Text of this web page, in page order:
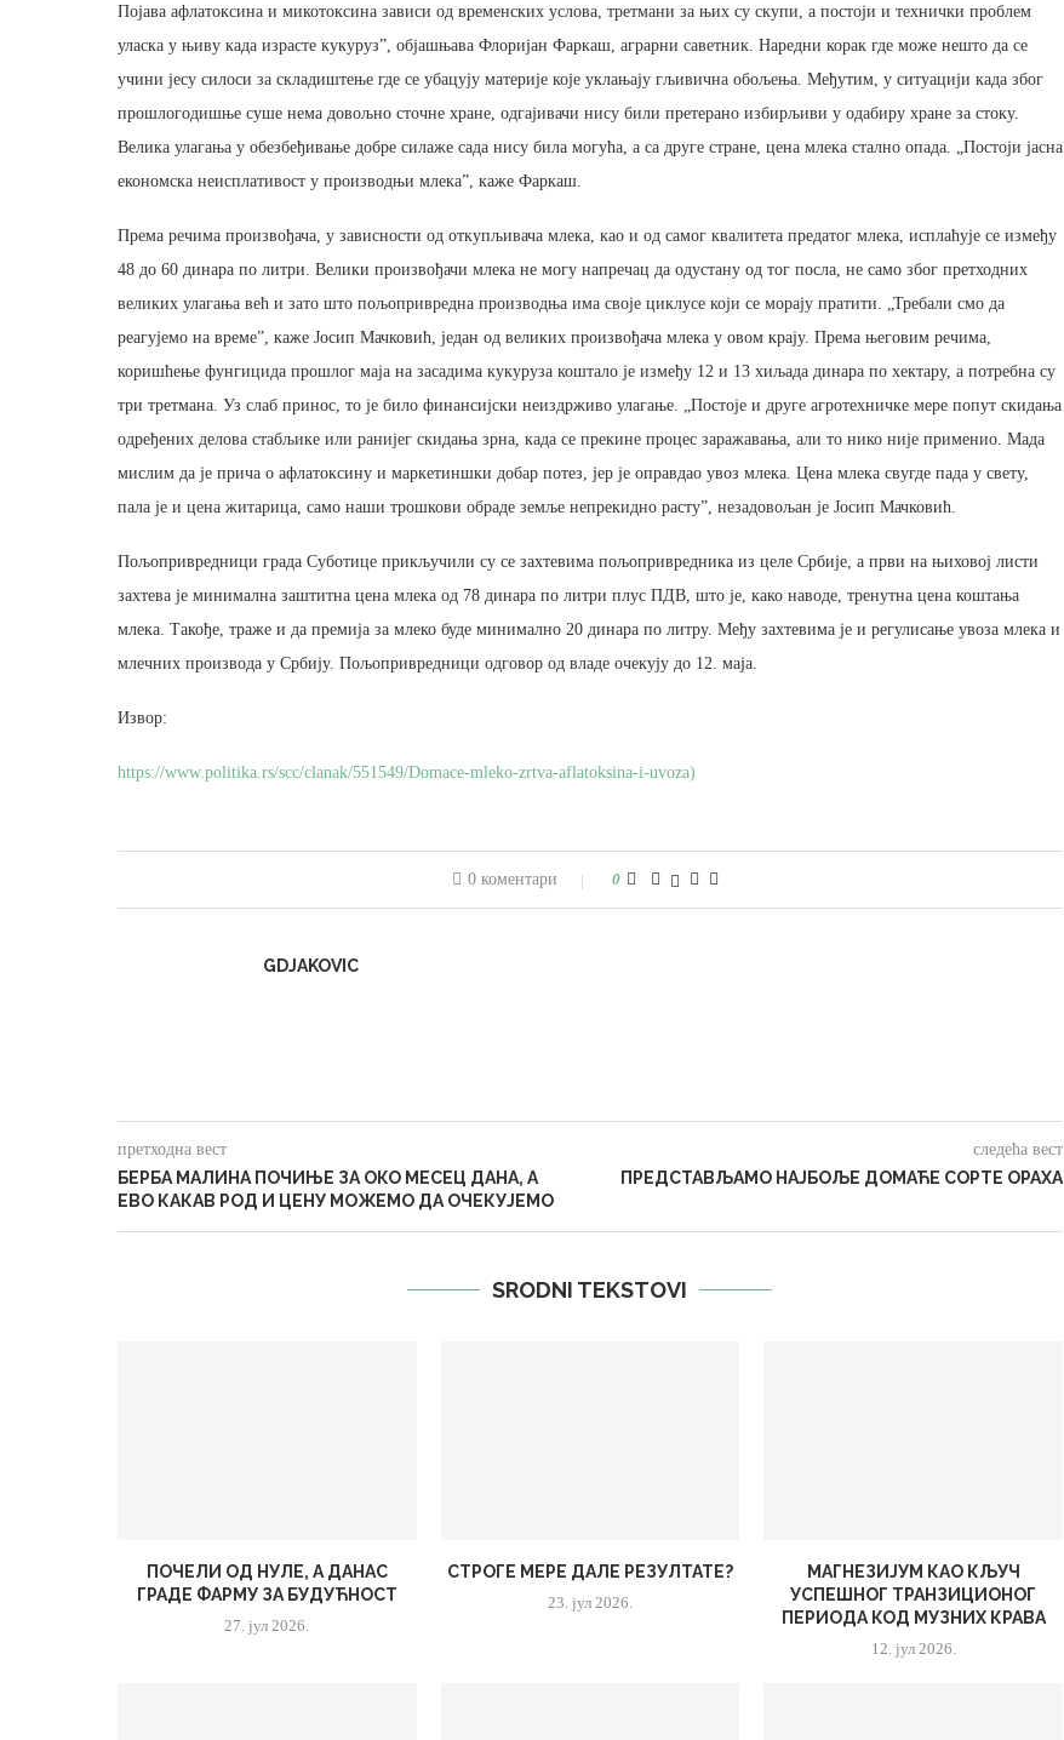
Појава афлатоксина и микотоксина зависи од временских услова, третмани за њих су скупи, а постоји и технички проблем
уласка у њиву када израсте кукуруз”, објашњава Флоријан Фаркаш, аграрни саветник. Наредни корак где може нешто да се
учини јесу силоси за складиштење где се убацују материје које уклањају гљивична обољења. Међутим, у ситуацији када због
прошлогодишње суше нема довољно сточне хране, одгајивачи нису били претерано избирљиви у одабиру хране за стоку.
Велика улагања у обезбеђивање добре силаже сада нису била могућа, а са друге стране, цена млека стално опада. „Постоји јасна
економска неисплативост у производњи млека”, каже Фаркаш.
Према речима произвођача, у зависности од откупљивача млека, као и од самог квалитета предатог млека, исплаћује се између
48 до 60 динара по литри. Велики произвођачи млека не могу напречац да одустану од тог посла, не само због претходних
великих улагања већ и зато што пољопривредна производња има своје циклусе који се морају пратити. „Требали смо да
реагујемо на време”, каже Јосип Мачковић, један од великих произвођача млека у овом крају. Према његовим речима,
коришћење фунгицида прошлог маја на засадима кукуруза коштало је између 12 и 13 хиљада динара по хектару, а потребна су
три третмана. Уз слаб принос, то је било финансијски неиздрживо улагање. „Постоје и друге агротехничке мере попут скидања
одређених делова стабљике или ранијег скидања зрна, када се прекине процес заражавања, али то нико није применио. Мада
мислим да је прича о афлатоксину и маркетиншки добар потез, јер је оправдао увоз млека. Цена млека свугде пада у свету,
пала је и цена житарица, само наши трошкови обраде земље непрекидно расту”, незадовољан је Јосип Мачковић.
Пољопривредници града Суботице прикључили су се захтевима пољопривредника из целе Србије, а први на њиховој листи
захтева је минимална заштитна цена млека од 78 динара по литри плус ПДВ, што је, како наводе, тренутна цена коштања
млека. Такође, траже и да премија за млеко буде минимално 20 динара по литру. Међу захтевима је и регулисање увоза млека и
млечних производа у Србију. Пољопривредници одговор од владе очекују до 12. маја.
Извор:
https://www.politika.rs/scc/clanak/551549/Domace-mleko-zrtva-aflatoksina-i-uvoza)
0 коментари 0
GDJAKOVIC
претходна вест
БЕРБА МАЛИНА ПОЧИЊЕ ЗА ОКО МЕСЕЦ ДАНА, А
ЕВО КАКАВ РОД И ЦЕНУ МОЖЕМО ДА ОЧЕКУЈЕМО
следећа вест
ПРЕДСТАВЉАМО НАЈБОЉЕ ДОМАЋЕ СОРТЕ ОРАХА
SRODNI TEKSTOVI
ПОЧЕЛИ ОД НУЛЕ, А ДАНАС
ГРАДЕ ФАРМУ ЗА БУДУЋНОСТ
27. јул 2026.
СТРОГЕ МЕРЕ ДАЛЕ РЕЗУЛТАТЕ?
23. јул 2026.
МАГНЕЗИЈУМ КАО КЉУЧ
УСПЕШНОГ ТРАНЗИЦИОНОГ
ПЕРИОДА КОД МУЗНИХ КРАВА
12. јул 2026.